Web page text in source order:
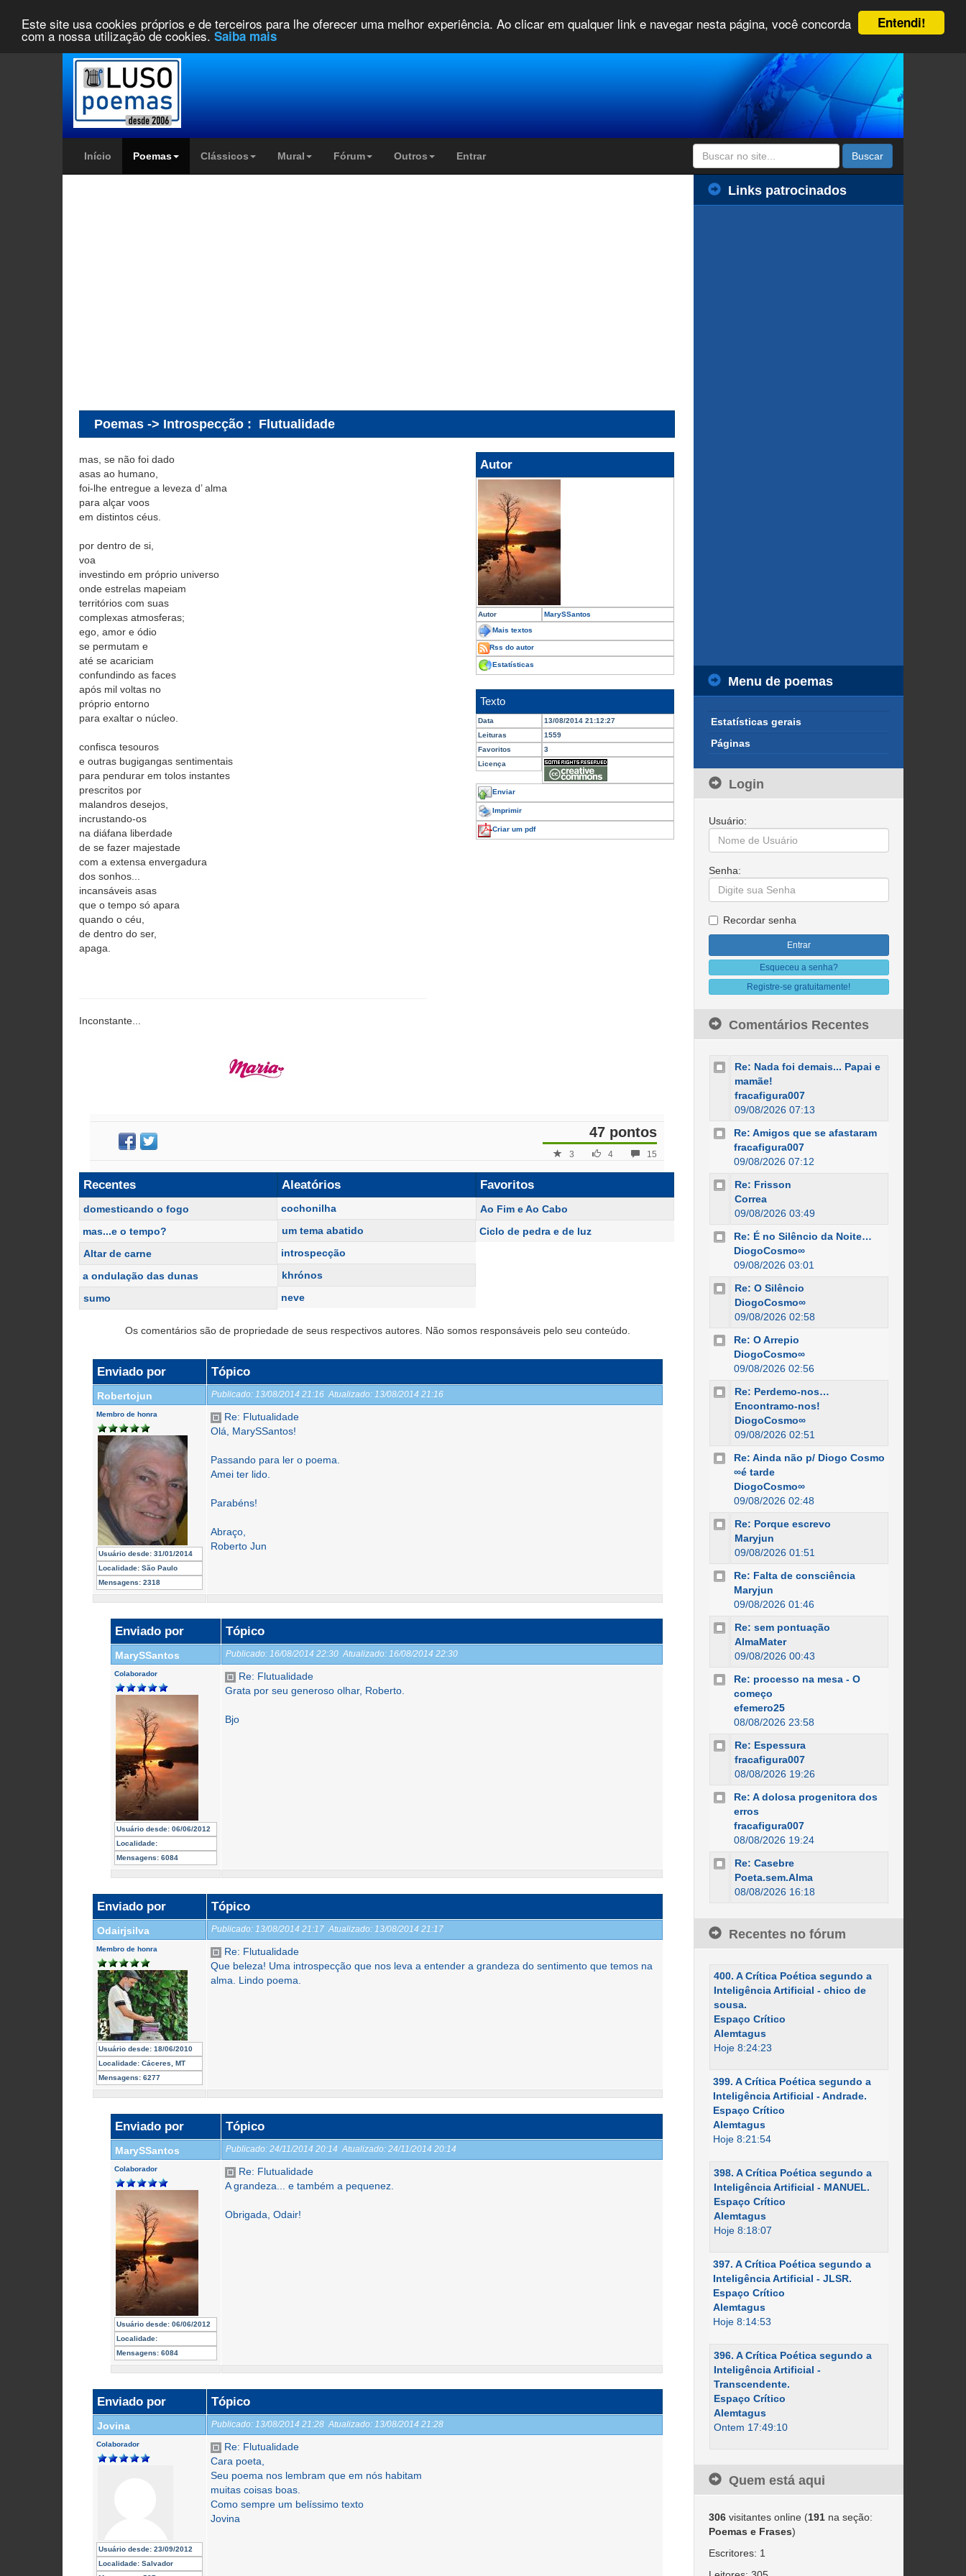
Entendi!
Este site usa cookies próprios e de terceiros para lhe oferecer uma melhor experiência. Ao clicar em qualquer link e navegar nesta página, você concorda
com a nossa utilização de cookies. Saiba mais
Início Poemas Clássicos Mural Fórum Outros Entrar Buscar
Poemas -> Introspecção : Flutualidade
mas, se não foi dado
asas ao humano,
foi-lhe entregue a leveza d’ alma
para alçar voos
em distintos céus.
por dentro de si,
voa
investindo em próprio universo
onde estrelas mapeiam
territórios com suas
complexas atmosferas;
ego, amor e ódio
se permutam e
até se acariciam
confundindo as faces
após mil voltas no
próprio entorno
para exaltar o núcleo.
confisca tesouros
e outras bugigangas sentimentais
para pendurar em tolos instantes
prescritos por
malandros desejos,
incrustando-os
na diáfana liberdade
de se fazer majestade
com a extensa envergadura
dos sonhos...
incansáveis asas
que o tempo só apara
quando o céu,
de dentro do ser,
apaga.
Inconstante...
Autor
Autor MarySSantos
Mais textos
Rss do autor
Estatísticas
Texto
Data
13/08/2014 21:12:27
Leituras
1559
Favoritos
3
Licença
Enviar
Imprimir
Criar um pdf
47 pontos
15
4
3
Recentes
domesticando o fogo
mas...e o tempo?
Altar de carne
a ondulação das dunas
sumo
Aleatórios
cochonilha
um tema abatido
introspecção
khrónos
neve
Favoritos
Ao Fim e Ao Cabo
Ciclo de pedra e de luz
Os comentários são de propriedade de seus respectivos autores. Não somos responsáveis pelo seu conteúdo.
Enviado por Tópico
Robertojun Publicado: 13/08/2014 21:16 Atualizado: 13/08/2014 21:16
Membro de honra
Usuário desde: 31/01/2014
Localidade: São Paulo
Mensagens: 2318
Re: Flutualidade
Olá, MarySSantos!
Passando para ler o poema.
Amei ter lido.
Parabéns!
Abraço,
Roberto Jun
Enviado por Tópico
MarySSantos Publicado: 16/08/2014 22:30 Atualizado: 16/08/2014 22:30
Colaborador
Usuário desde: 06/06/2012
Localidade:
Mensagens: 6084
Re: Flutualidade
Grata por seu generoso olhar, Roberto.
Bjo
Enviado por Tópico
Odairjsilva Publicado: 13/08/2014 21:17 Atualizado: 13/08/2014 21:17
Membro de honra
Usuário desde: 18/06/2010
Localidade: Cáceres, MT
Mensagens: 6277
Re: Flutualidade
Que beleza! Uma introspecção que nos leva a entender a grandeza do sentimento que temos na
alma. Lindo poema.
Enviado por Tópico
MarySSantos Publicado: 24/11/2014 20:14 Atualizado: 24/11/2014 20:14
Colaborador
Usuário desde: 06/06/2012
Localidade:
Mensagens: 6084
Re: Flutualidade
A grandeza... e também a pequenez.
Obrigada, Odair!
Enviado por Tópico
Jovina Publicado: 13/08/2014 21:28 Atualizado: 13/08/2014 21:28
Colaborador
Usuário desde: 23/09/2012
Localidade: Salvador
Re: Flutualidade
Cara poeta,
Seu poema nos lembram que em nós habitam
muitas coisas boas.
Como sempre um belíssimo texto
Jovina
Links patrocinados
Menu de poemas
Estatísticas gerais
Páginas
Login
Usuário:
Senha:
Recordar senha
Esqueceu a senha?
Registre-se gratuitamente!
Comentários Recentes
Re: Nada foi demais... Papai e
mamãe!
fracafigura007
09/08/2026 07:13
Re: Amigos que se afastaram
fracafigura007
09/08/2026 07:12
Re: Frisson
Correa
09/08/2026 03:49
Re: É no Silêncio da Noite…
DiogoCosmo∞
09/08/2026 03:01
Re: O Silêncio
DiogoCosmo∞
09/08/2026 02:58
Re: O Arrepio
DiogoCosmo∞
09/08/2026 02:56
Re: Perdemo-nos…
Encontramo-nos!
DiogoCosmo∞
09/08/2026 02:51
Re: Ainda não p/ Diogo Cosmo
∞é tarde
DiogoCosmo∞
09/08/2026 02:48
Re: Porque escrevo
Maryjun
09/08/2026 01:51
Re: Falta de consciência
Maryjun
09/08/2026 01:46
Re: sem pontuação
AlmaMater
09/08/2026 00:43
Re: processo na mesa - O
começo
efemero25
08/08/2026 23:58
Re: Espessura
fracafigura007
08/08/2026 19:26
Re: A dolosa progenitora dos
erros
fracafigura007
08/08/2026 19:24
Re: Casebre
Poeta.sem.Alma
08/08/2026 16:18
Recentes no fórum
400. A Crítica Poética segundo a
Inteligência Artificial - chico de
sousa.
Espaço Crítico
Alemtagus
Hoje 8:24:23
399. A Crítica Poética segundo a
Inteligência Artificial - Andrade.
Espaço Crítico
Alemtagus
Hoje 8:21:54
398. A Crítica Poética segundo a
Inteligência Artificial - MANUEL.
Espaço Crítico
Alemtagus
Hoje 8:18:07
397. A Crítica Poética segundo a
Inteligência Artificial - JLSR.
Espaço Crítico
Alemtagus
Hoje 8:14:53
396. A Crítica Poética segundo a
Inteligência Artificial -
Transcendente.
Espaço Crítico
Alemtagus
Ontem 17:49:10
Quem está aqui
306visitantes online (191na seção:
Poemas e Frases)
Escritores: 1